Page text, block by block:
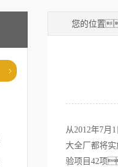
您的位置
从2012年7
大全厂都将
验项目42项